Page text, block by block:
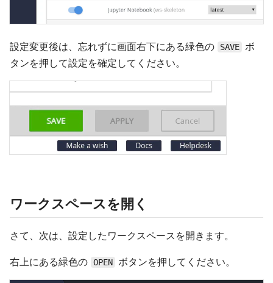
設定変更後は、忘れずに画面右下にある緑色の SAVE
ボ
タンを押して設定を確定してください。
ワークスペースを開く
さて、次は、設定したワークスペースを開きます。
右上にある緑色の OPEN ボタンを押してください。